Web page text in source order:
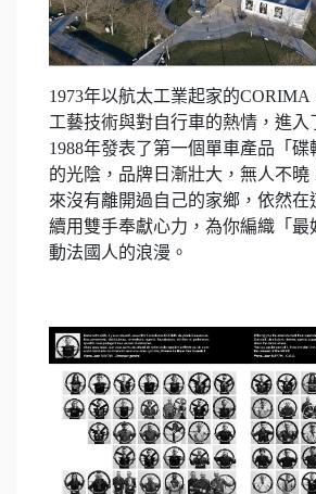
1973年以航太工業起家的
工藝技術與對自行車的熱情，進入
1988年發表了第一個單車產品「碟
的光陰，品牌日漸壯大，無人不
來沒有離開過自己的家鄉，依然在
續用雙手奉獻心力，為你編織「最
動法國人的浪漫。